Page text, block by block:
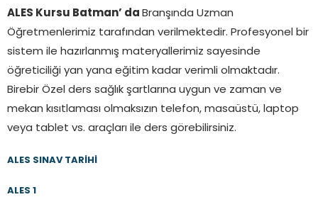
ALES Kursu Batman’ da Branşında Uzman
Öğretmenlerimiz tarafından verilmektedir. Profesyonel bir
sistem ile hazırlanmış materyallerimiz sayesinde
öğreticiliği yan yana eğitim kadar verimli olmaktadır.
Birebir Özel ders sağlık şartlarına uygun ve zaman ve
mekan kısıtlaması olmaksızın telefon, masaüstü, laptop
veya tablet vs. araçları ile ders görebilirsiniz.
ALES SINAV TARİHİ
ALES 1